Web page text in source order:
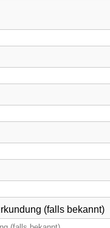
(falls bekannt)